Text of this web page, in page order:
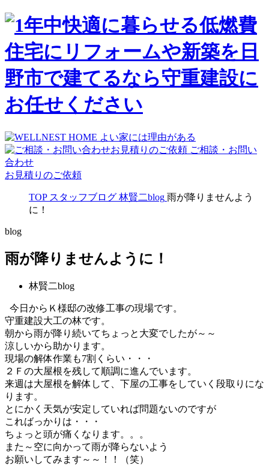
ご相談・お問い
合わせ
お見積りのご依頼
TOP スタッフブログ 林賢二blog 雨が降りませんよう
に！
blog
雨が降りませんように！
林賢二blog
今日からＫ様邸の改修工事の現場です。
守重建設大工の林です。
朝から雨が降り続いてちょっと大変でしたが～～
涼しいから助かります。
現場の解体作業も7割くらい・・・
２Ｆの大屋根を残して順調に進んでいます。
来週は大屋根を解体して、下屋の工事をしていく段取りにな
ります。
とにかく天気が安定していれば問題ないのですが
こればっかりは・・・
ちょっと頭が痛くなります。。。
また～空に向かって雨が降らないよう
お願いしてみます～～！！（笑）